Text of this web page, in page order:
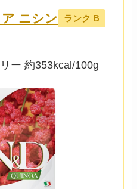
ニシン ランク B
ー 約353kcal/100g